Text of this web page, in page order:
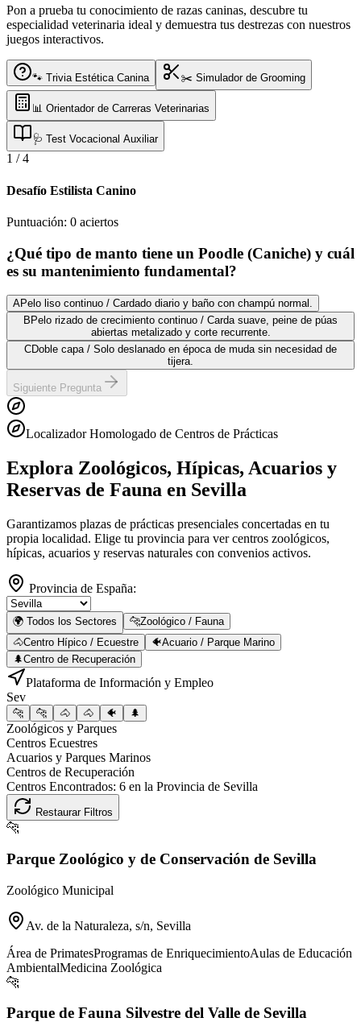
Pon a prueba tu conocimiento de razas caninas, descubre tu
especialidad veterinaria ideal y demuestra tus destrezas con nuestros
juegos interactivos.
🐾 Trivia Estética Canina ✂️ Simulador de Grooming
📊 Orientador de Carreras Veterinarias
🩺 Test Vocacional Auxiliar
1 /4
Desafío Estilista Canino
Puntuación: 0 aciertos
¿Qué tipo de manto tiene un Poodle (Caniche) y cuál
es su mantenimiento fundamental?
APelo liso continuo / Cardado diario y baño con champú normal.
B Pelo rizado de crecimiento continuo / Carda suave, peine de púas
abiertas metalizado y corte recurrente.
CDoble capa / Solo deslanado en época de muda sin necesidad de
tijera.
Siguiente Pregunta
Localizador Homologado de Centros de Prácticas
Explora Zoológicos, Hípicas, Acuarios y
Reservas de Fauna en Sevilla
Garantizamos plazas de prácticas presenciales concertadas en tu
propia localidad. Elige tu provincia para ver centros zoológicos,
hípicas, acuarios y reservas naturales con convenios activos.
Provincia de España:
🌍 Todos los Sectores 🐆Zoológico / Fauna
🐴Centro Hípico / Ecuestre 🐠Acuario / Parque Marino
🌲Centro de Recuperación
Plataforma de Información y Empleo
Sev
🐆 🐆 🐴 🐴 🐠 🌲
Zoológicos y Parques
Centros Ecuestres
Acuarios y Parques Marinos
Centros de Recuperación
Centros Encontrados: 6 en la Provincia de Sevilla
Restaurar Filtros
🐆
Parque Zoológico y de Conservación de Sevilla
Zoológico Municipal
Av. de la Naturaleza, s/n, Sevilla
Área de PrimatesProgramas de EnriquecimientoAulas de Educación
AmbientalMedicina Zoológica
🐆
Parque de Fauna Silvestre del Valle de Sevilla